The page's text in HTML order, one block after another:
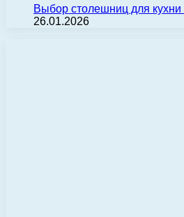
Выбор столешниц для
26.01.2026